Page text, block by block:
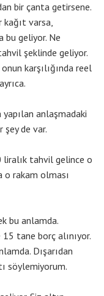
bir çanta getirsene.
kağıt varsa,
bu geliyor. Ne
şeklinde geliyor.
karşılığında reel
anlaşmadaki
şey de var.
liralık tahvil gelince o
o rakam olması
bu anlamda.
15 tane borç alınıyor.
Dışarıdan
söylemiyorum.